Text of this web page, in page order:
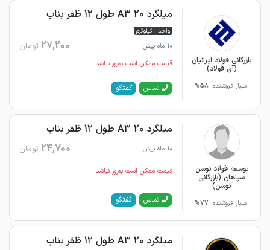
بازرگانی فولاد ایرانیان
(آی فولاد)
امتیاز فروشنده: 58%
میلگرد 20 A3 طول 12 ظفر بناب
واحد : کیلوگرم
10 ماه پیش
27,200 تومان
قیمت ممکن است به‌روز نباشد
تماس گفتگو
توسعه فولاد توسن
سپاهان (بازرگانی
توسن)
امتیاز فروشنده: 77%
میلگرد 20 A3 طول 12 ظفر بناب
10 ماه پیش 24,700 تومان
قیمت ممکن است به‌روز نباشد
تماس گفتگو
میلگرد 20 A3 طول 12 ظفر بناب